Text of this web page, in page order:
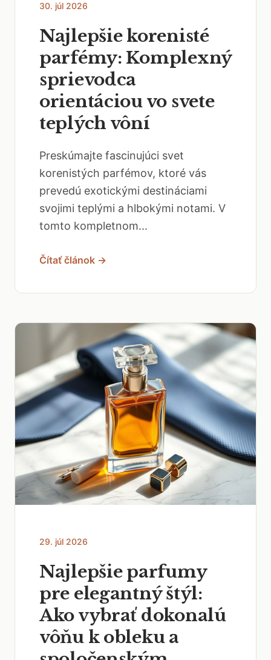
30. júl 2026
Najlepšie korenisté
parfémy: Komplexný
sprievodca
orientáciou vo svete
teplých vôní
Preskúmajte fascinujúci svet
korenistých parfémov, ktoré vás
prevedú exotickými destináciami
svojimi teplými a hlbokými notami. V
tomto kompletnom...
Čítať článok →
29. júl 2026
Najlepšie parfumy
pre elegantný štýl:
Ako vybrať dokonalú
vôňu k obleku a